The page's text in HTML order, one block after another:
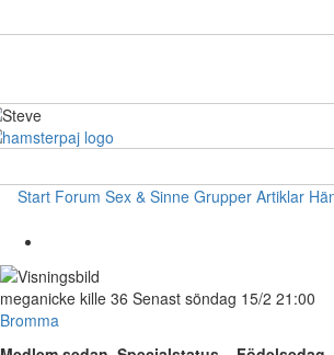
Start Forum Sex & Sinne Grupper Artiklar
meganicke kille 36 Senast söndag 15/2 21:00
Bromma